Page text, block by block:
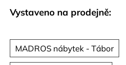
Vystaveno na prodejně:
MADROS nábytek - Tábor